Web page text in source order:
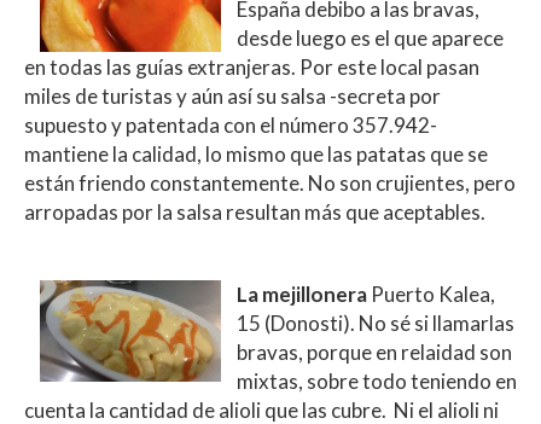
España debibo a las bravas,
desde luego es el que aparece
en todas las guías extranjeras. Por este local pasan
miles de turistas y aún así su salsa -secreta por
supuesto y patentada con el número 357.942-
mantiene la calidad, lo mismo que las patatas que se
están friendo constantemente. No son crujientes, pero
arropadas por la salsa resultan más que aceptables.
La mejillonera Puerto Kalea,
15 (Donosti). No sé si llamarlas
bravas, porque en relaidad son
mixtas, sobre todo teniendo en
cuenta la cantidad de alioli que las cubre. Ni el alioli ni